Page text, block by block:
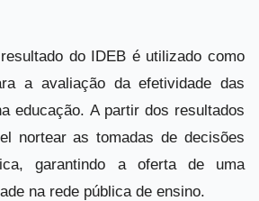
do IDEB é utilizado como
a avaliação da efetividade das
educação. A partir dos resultados
nortear as tomadas de decisões
garantindo a oferta de uma
na rede pública de ensino.